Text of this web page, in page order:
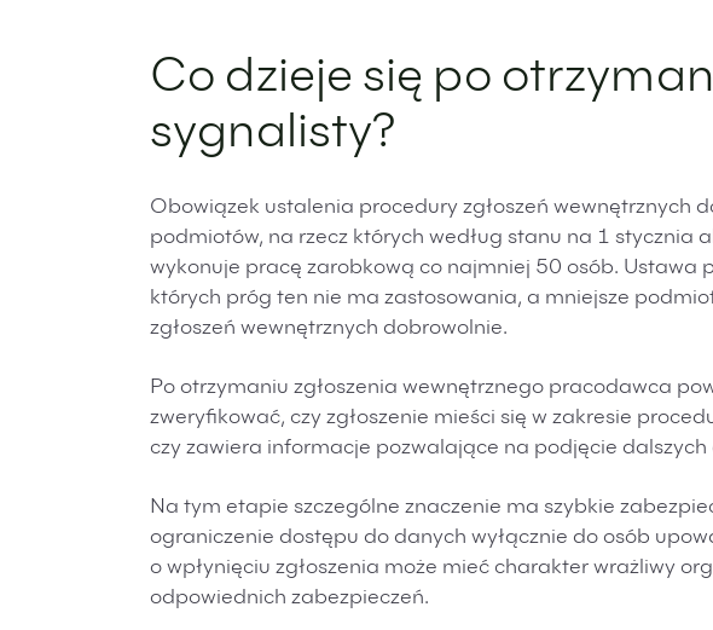
Co dzieje się po
sygnalisty?
Obowiązek ustalenia procedury zgłoszeń wewnętrznych
podmiotów, na rzecz których według stanu na 1 stycznia
wykonuje pracę zarobkową co najmniej 50 osób. Ustawa
których próg ten nie ma zastosowania, a mniejsze
zgłoszeń wewnętrznych dobrowolnie.
Po otrzymaniu zgłoszenia wewnętrznego pracodawca
zweryfikować, czy zgłoszenie mieści się w zakresie
czy zawiera informacje pozwalające na podjęcie dalszych
Na tym etapie szczególne znaczenie ma szybkie
ograniczenie dostępu do danych wyłącznie do osób
o wpłynięciu zgłoszenia może mieć charakter wrażliwy
odpowiednich zabezpieczeń.